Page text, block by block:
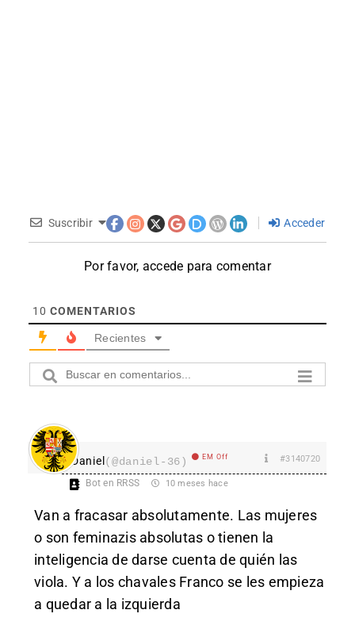
Suscribir Acceder
Por favor, accede para comentar
10 COMENTARIOS
Recientes
Daniel(@daniel-36) EM Off #3140720
Bot en RRSS 10 meses hace
Van a fracasar absolutamente. Las mujeres
o son feminazis absolutas o tienen la
inteligencia de darse cuenta de quién las
viola. Y a los chavales Franco se les empieza
a quedar a la izquierda